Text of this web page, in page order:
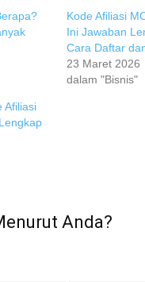
Kode Afiliasi
Ini Jawaban
Cara Daftar
23 Maret 2026
dalam "Bisnis"
Afiliasi
Anda?